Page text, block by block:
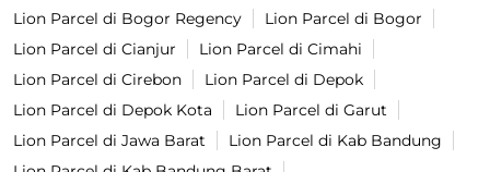
Lion Parcel di Bogor Regency
Lion Parcel di Bogor
Lion Parcel di Cianjur
Lion Parcel di Cimahi
Lion Parcel di Cirebon
Lion Parcel di Depok
Lion Parcel di Depok Kota
Lion Parcel di Garut
Lion Parcel di Jawa Barat
Lion Parcel di Kab Bandung